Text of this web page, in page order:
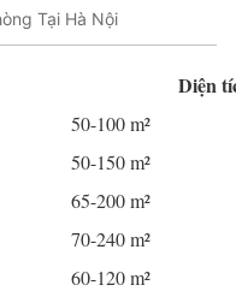
Tại Hà Nội
Diện
50-100 m²
50-150 m²
65-200 m²
70-240 m²
60-120 m²